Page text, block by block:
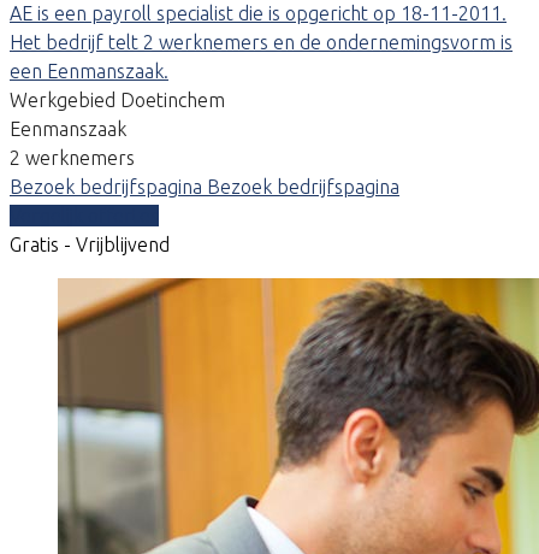
AE is een payroll specialist die is opgericht op 18-11-2011.
Het bedrijf telt 2 werknemers en de ondernemingsvorm is
een Eenmanszaak.
Werkgebied Doetinchem
Eenmanszaak
2 werknemers
Bezoek bedrijfspagina Bezoek bedrijfspagina
Gratis - Vrijblijvend